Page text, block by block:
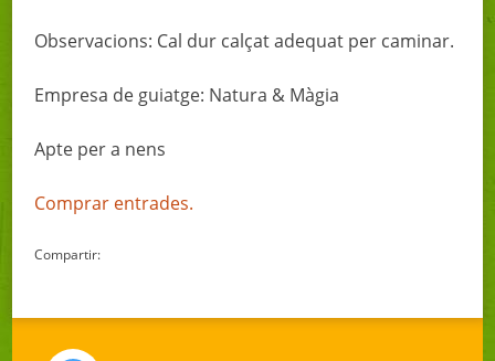
Observacions: Cal dur calçat adequat per caminar.
Empresa de guiatge: Natura & Màgia
Apte per a nens
Comprar entrades.
Compartir: